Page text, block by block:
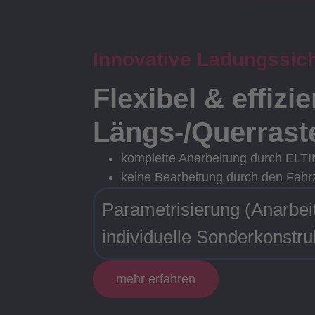
Innovative
Flexibel &
Längs-/
komplette Anarbeitung durch
keine Bearbeitung durch den
Parametrisierung
individuelle
mehr erfahren